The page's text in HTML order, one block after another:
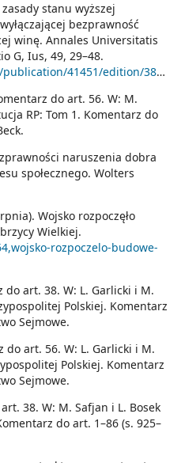
stanu wyższej
bezprawność
winę. Annales Universitatis
G, Ius, 49, 29–48.
41451/edition/38064
do art. 56. W: M.
RP: Tom 1. Komentarz do
naruszenia dobra
społecznego. Wolters
Wojsko rozpoczęło
Wielkiej.
rozpoczelo-budowe-
do art. 38. W: L. Garlicki i M.
Polskiej. Komentarz
Sejmowe.
do art. 56. W: L. Garlicki i M.
Polskiej. Komentarz
Sejmowe.
38. W: M. Safjan i L. Bosek
do art. 1–86 (s. 925–